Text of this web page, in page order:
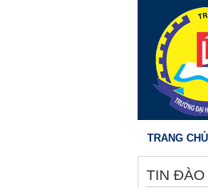
TRANG CHỦ
TIN ĐÀO